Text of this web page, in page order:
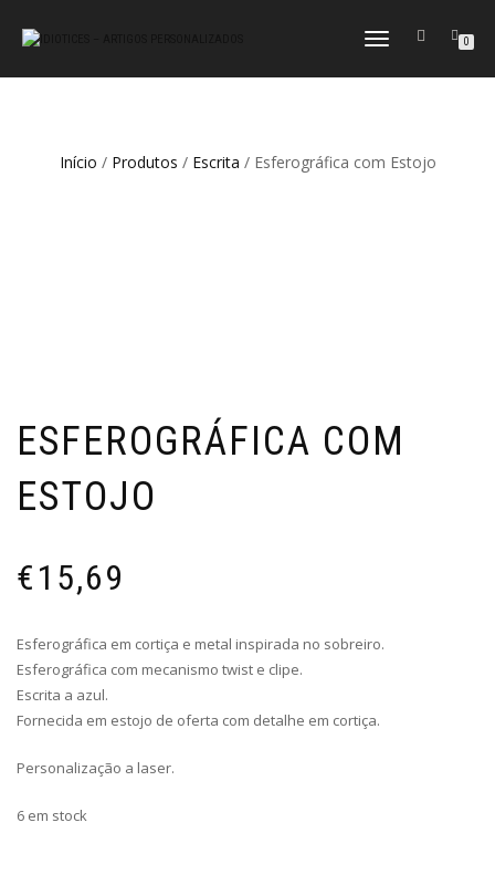
ALTERNAR
NAVEGAÇÃO
0
Início / Produtos / Escrita / Esferográfica com Estojo
ESFEROGRÁFICA COM
ESTOJO
€15,69
Esferográfica em cortiça e metal inspirada no sobreiro.
Esferográfica com mecanismo twist e clipe.
Escrita a azul.
Fornecida em estojo de oferta com detalhe em cortiça.
Personalização a laser.
6 em stock